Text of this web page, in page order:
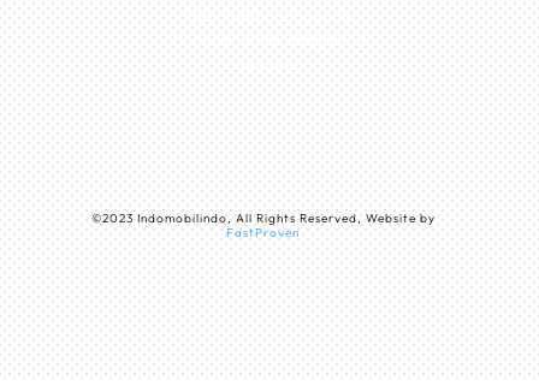
Husein Sastra Negara,
No.8 Jurumudi Tangerang
– Indonesia
©2023Indomobilindo, All Rights Reserved, Website by
FastProven